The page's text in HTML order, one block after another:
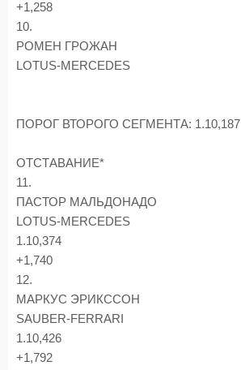
+1,258
10.
РОМЕН ГРОЖАН
LOTUS-MERCEDES
ПОРОГ ВТОРОГО СЕГМЕНТА: 1.10,187
ОТСТАВАНИЕ*
11.
ПАСТОР МАЛЬДОНАДО
LOTUS-MERCEDES
1.10,374
+1,740
12.
МАРКУС ЭРИКССОН
SAUBER-FERRARI
1.10,426
+1,792